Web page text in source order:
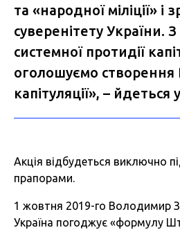
та «народної міліції»
суверенітету України.
системної протидії
оголошуємо створення
капітуляції», – йдеться
Акція відбудеться виключно
прапорами.
1 жовтня 2019-го Володимир
Україна погоджує «формулу